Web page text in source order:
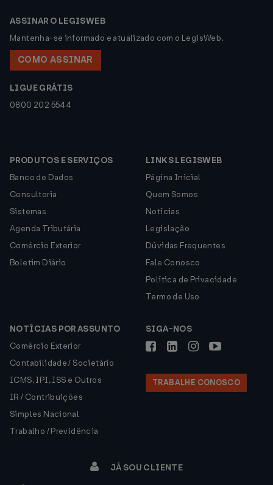
ASSINAR O LEGISWEB
Mantenha-se informado e atualizado com o LegisWeb.
COMO ASSINAR
LIGUE GRÁTIS
0800 202 5544
PRODUTOS E SERVIÇOS
Banco de Dados
Consultoria
Sistemas
Agenda Tributária
Comércio Exterior
Boletim Diário
LINKS LEGISWEB
Página Inicial
Quem Somos
Notícias
Legislação
Dúvidas Frequentes
Fale Conosco
Política de Privacidade
Termo de Uso
NOTÍCIAS POR ASSUNTO
Comércio Exterior
Contabilidade / Societário
ICMS, IPI, ISS e Outros
IR / Contribuições
Simples Nacional
Trabalho / Previdência
SIGA-NOS
TRABALHE CONOSCO
JÁ SOU CLIENTE